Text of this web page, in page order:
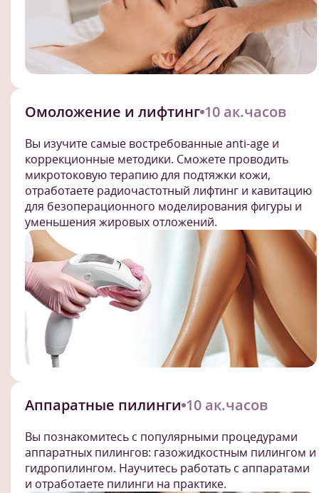
Омоложение и лифтинг 10 ак.часов
Вы изучите самые востребованные anti-age и
коррекционные методики. Сможете проводить
микротоковую терапию для подтяжки кожи,
отработаете радиочастотный лифтинг и кавитацию
для безоперационного моделирования фигуры и
уменьшения жировых отложений.
Аппаратные пилинги 10 ак.часов
Вы познакомитесь с популярными процедурами
аппаратных пилингов: газожидкостным пилингом и
гидропилингом. Научитесь работать с аппаратами
и отработаете пилинги на практике.